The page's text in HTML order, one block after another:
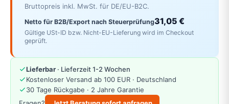
Bruttopreis inkl. MwSt. für DE/EU-B2C.
Netto für B2B/Export nach Steuerprüfung31,05 €
Gültige USt-ID bzw. Nicht-EU-Lieferung wird im Checkout
geprüft.
Lieferbar · Lieferzeit 1-2 Wochen
Kostenloser Versand ab 100 EUR · Deutschland
30 Tage Rückgabe · 2 Jahre Garantie